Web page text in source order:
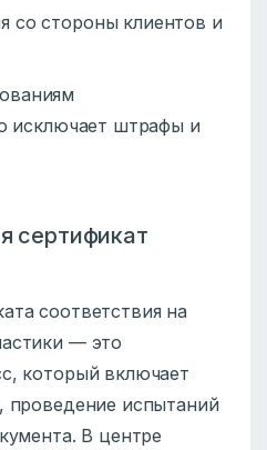
со стороны клиентов и
исключает штрафы и
сертификат
соответствия на
— это
который включает
проведение испытаний
В центре